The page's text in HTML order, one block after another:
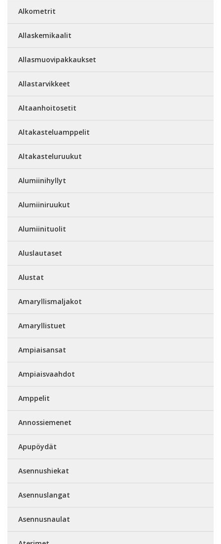
Alkometrit
Allaskemikaalit
Allasmuovipakkaukset
Allastarvikkeet
Altaanhoitosetit
Altakasteluamppelit
Altakasteluruukut
Alumiinihyllyt
Alumiiniruukut
Alumiinituolit
Aluslautaset
Alustat
Amaryllismaljakot
Amaryllistuet
Ampiaisansat
Ampiaisvaahdot
Amppelit
Annossiemenet
Apupöydät
Asennushiekat
Asennuslangat
Asennusnaulat